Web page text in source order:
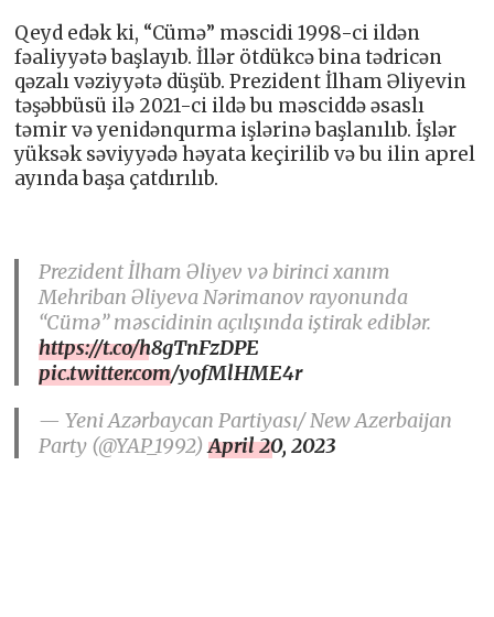
Qeyd edək ki, “Cümə” məscidi 1998-ci ildən
fəaliyyətə başlayıb. İllər ötdükcə bina tədricən
qəzalı vəziyyətə düşüb. Prezident İlham Əliyevin
təşəbbüsü ilə 2021-ci ildə bu məsciddə əsaslı
təmir və yenidənqurma işlərinə başlanılıb. İşlər
yüksək səviyyədə həyata keçirilib və bu ilin aprel
ayında başa çatdırılıb.
Prezident İlham Əliyev və birinci xanım
Mehriban Əliyeva Nərimanov rayonunda
“Cümə” məscidinin açılışında iştirak ediblər.
https://t.co/h8gTnFzDPE
pic.twitter.com/yofMlHME4r
— Yeni Azərbaycan Partiyası/ New Azerbaijan
Party (@YAP_1992)April 20, 2023